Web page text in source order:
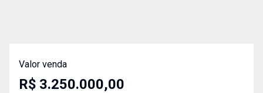
Valor venda
R$ 3.250.000,00